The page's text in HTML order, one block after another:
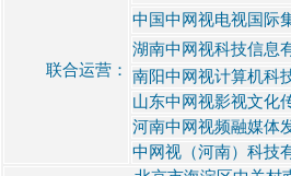
联合运营：
中国中网视电视国际
湖南中网视科技信息
南阳中网视计算机科
山东中网视影视文化
河南中网视频融媒体
中网视（河南）科技